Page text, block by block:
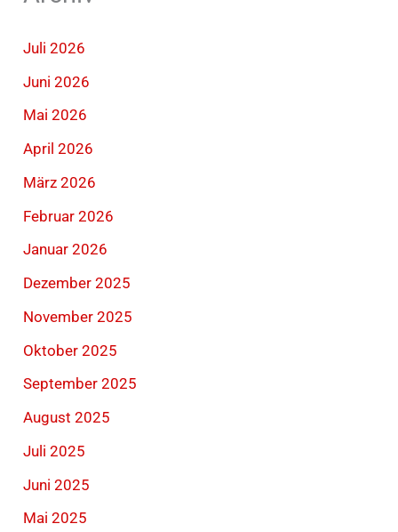
Juli 2026
Juni 2026
Mai 2026
April 2026
März 2026
Februar 2026
Januar 2026
Dezember 2025
November 2025
Oktober 2025
September 2025
August 2025
Juli 2025
Juni 2025
Mai 2025